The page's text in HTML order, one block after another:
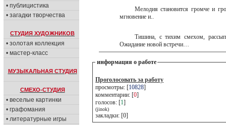
• публицистика
• загадки творчества
СТУДИЯ ХУДОЖНИКОВ
• золотая коллекция
• мастер-класс
МУЗЫКАЛЬНАЯ СТУДИЯ
СМЕХО-СТУДИЯ
• веселые картинки
• графомания
• литературные игры
Мелодия становится громче и
мгновение и..
Тишина, с тихим смехом,
Ожидание новой встречи…
информация о работе
Проголосовать за работу
просмотры: [10828]
комментарии: [0]
голосов: [1]
(jinok)
закладки: [0]